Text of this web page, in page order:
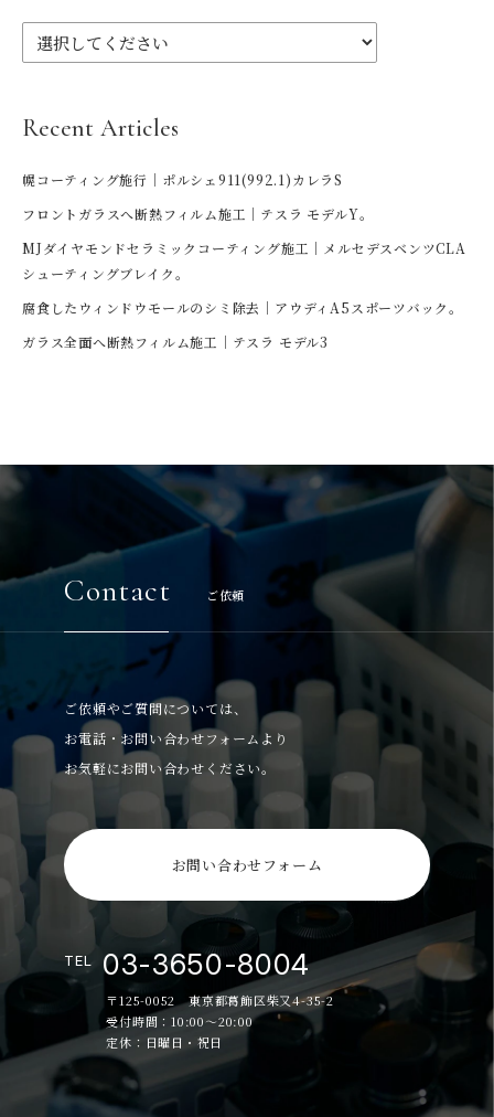
Recent Articles
幌コーティング施行｜ポルシェ911(992.1)カレラS
フロントガラスへ断熱フィルム施工｜テスラ モデルY。
MJダイヤモンドセラミックコーティング施工｜メルセデスベンツCLA
シューティングブレイク。
腐食したウィンドウモールのシミ除去｜アウディA5スポーツバック。
ガラス全面へ断熱フィルム施工｜テスラ モデル3
Contact ご依頼
ご依頼やご質問については、
お電話・お問い合わせフォームより
お気軽にお問い合わせください。
お問い合わせフォーム
TEL 03-3650-8004
〒125-0052 東京都葛飾区柴又4-35-2
受付時間：10:00～20:00
定休：日曜日・祝日